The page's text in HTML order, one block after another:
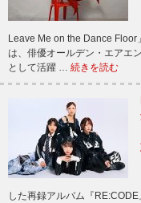
Leave Me on the Dance
は、俳優オールデン・エアエ
として活躍 … 続きを読む
した再録アルバム『